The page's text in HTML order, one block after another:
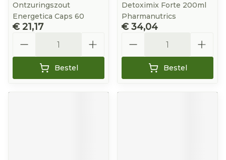
Ontzuringszout
Energetica Caps 60
€ 21,17
Bestel
Detoximix Forte 200ml
Pharmanutrics
€ 34,04
Bestel